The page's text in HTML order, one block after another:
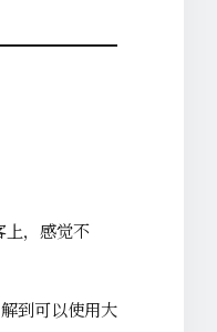
，感觉不
到可以使用大